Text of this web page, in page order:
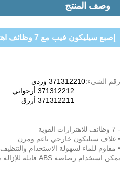
وصف المنتج
إصبع سيليكون فيب مع 7 وظائف اهتزاز قوية منتج وردي
رقم الشيء:371312210 وردي
371312212 أرجواني
371312211 أزرق
- 7 وظائف للاهتزازات القوية
• غلاف سيليكون خارجي ناعم ومرن
• مقاوم للماء لسهولة الاستخدام والتنظيف
يمكن استخدام رصاصة ABS قابلة للإزالة بشكل منفصل